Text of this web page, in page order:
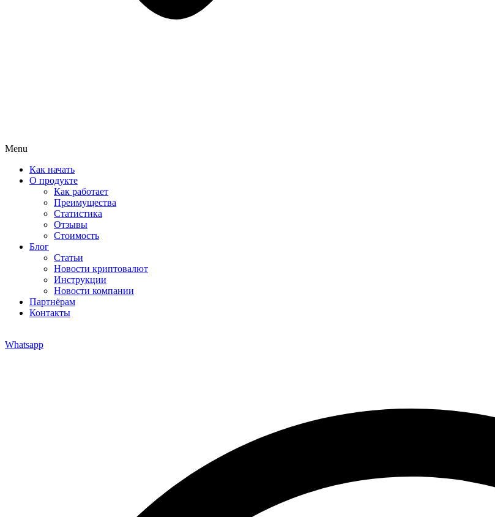
Menu
Как начать
О продукте
Как работает
Преимущества
Статистика
Отзывы
Стоимость
Блог
Статьи
Новости криптовалют
Инструкции
Новости компании
Партнёрам
Контакты
Whatsapp